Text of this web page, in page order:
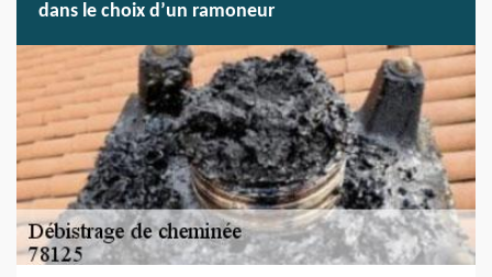
dans le choix d’un ramoneur